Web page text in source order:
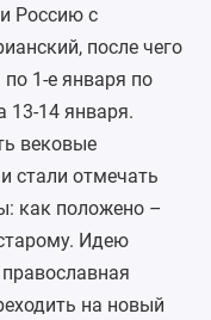
Россию с
после чего
1-е января по
13-14 января.
вековые
стали отмечать
как положено –
Идею
на новый